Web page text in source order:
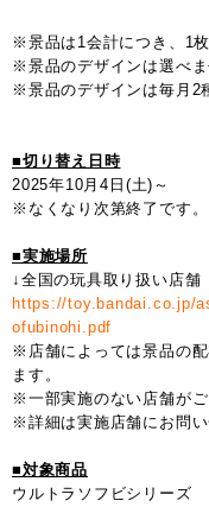
※景品は1会計につき、1
※景品のデザインは選べま
※景品のデザインは毎月2
■切り替え日時
2025年10月4日(土)～
※なくなり次第終了です。
■実施場所
↓全国の玩具取り扱い店舗
https://toy.bandai.co.jp/
ofubinohi.pdf
※店舗によっては景品の
ます。
※一部実施のない店舗がご
※詳細は実施店舗にお問い
■対象商品
ウルトラソフビシリーズ